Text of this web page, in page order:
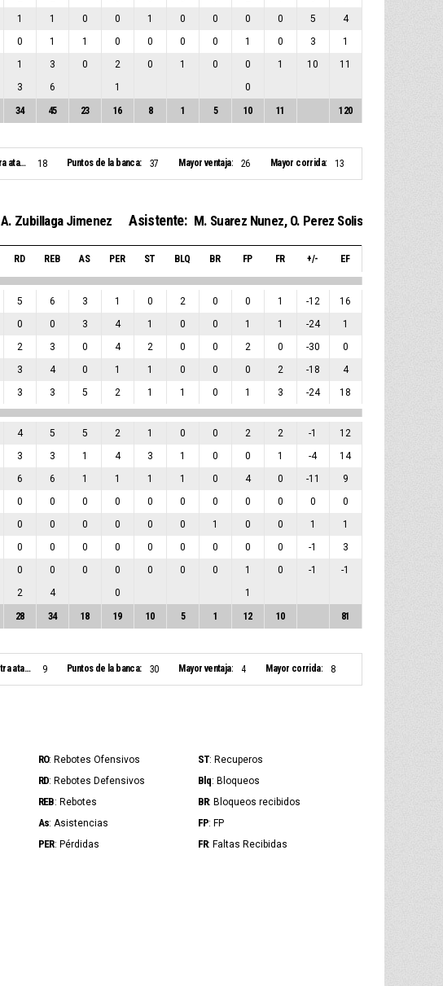
1 1 0 0 1 0 0 0 0 5 4
0 1 1 0 0 0 0 1 0 3 1
1 3 0 2 0 1 0 0 1 10
11
3 6 1 0
34 45 23 16 8 1 5 10 11 120
Puntos de contra ataque: 18 Puntos de la banca: 37 Mayor ventaja: 26 Mayor corrida: 13
A. Zubillaga Jimenez Asistente: M. Suarez Nunez, O. Perez Solis
RD REB AS PER ST BLQ BR FP FR +/- EF
5 6 3 1 0 2 0 0 1 -12 16
0 0 3 4 1 0 0 1 1 -24 1
2 3 0 4 2 0 0 2 0 -30 0
3 4 0 1 1 0 0 0 2 -18 4
3 3 5 2 1 1 0 1 3 -24 18
4 5 5 2 1 0 0 2 2 -1 12
3 3 1 4 3 1 0 0 1 -4 14
6 6 1 1 1 1 0 4 0 -11 9
0 0 0 0 0 0 0 0 0 0 0
0 0 0 0 0 0 1 0 0 1 1
0 0 0 0 0 0 0 0 0 -1 3
0 0 0 0 0 0 0 1 0 -1
-1
2 4 0 1
28 34 18 19 10 5 1 12 10 81
Puntos de contra ataque: 9 Puntos de la banca: 30 Mayor ventaja: 4 Mayor corrida: 8
RO: Rebotes Ofensivos ST: Recuperos
RD: Rebotes Defensivos Blq: Bloqueos
REB: Rebotes BR: Bloqueos recibidos
As: Asistencias FP: FP
PER: Pérdidas FR: Faltas Recibidas